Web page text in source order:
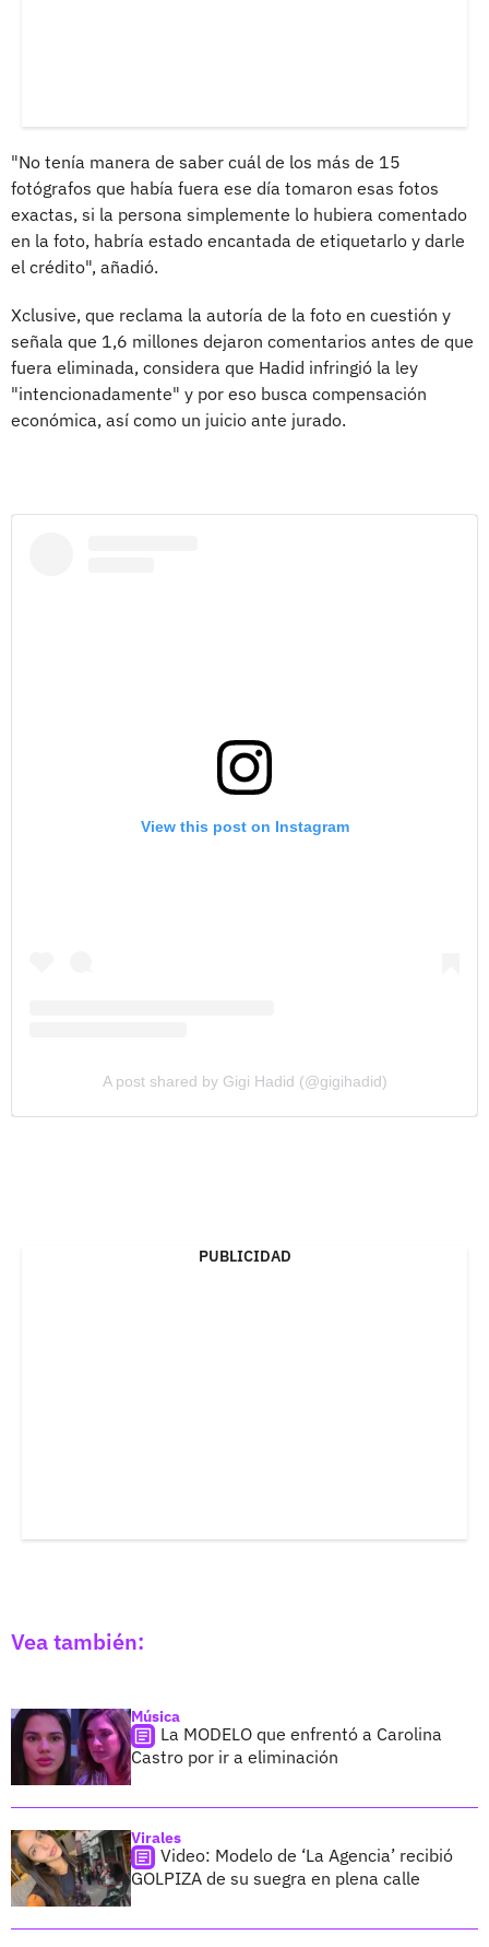
"No tenía manera de saber cuál de los más de 15
fotógrafos que había fuera ese día tomaron esas fotos
exactas, si la persona simplemente lo hubiera comentado
en la foto, habría estado encantada de etiquetarlo y darle
el crédito", añadió.
Xclusive, que reclama la autoría de la foto en cuestión y
señala que 1,6 millones dejaron comentarios antes de que
fuera eliminada, considera que Hadid infringió la ley
"intencionadamente" y por eso busca compensación
económica, así como un juicio ante jurado.
View this post on Instagram
A post shared by Gigi Hadid (@gigihadid)
PUBLICIDAD
Vea también:
Música
La MODELO que enfrentó a Carolina
Castro por ir a eliminación
Virales
Video: Modelo de ‘La Agencia’ recibió
GOLPIZA de su suegra en plena calle